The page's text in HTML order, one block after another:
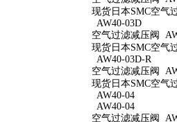
现货日本SMC空气
AW40-03D
空气过滤减压阀
现货日本SMC空气
AW40-03D-R
空气过滤减压阀
现货日本SMC空气
AW40-04
AW40-04
空气过滤减压阀